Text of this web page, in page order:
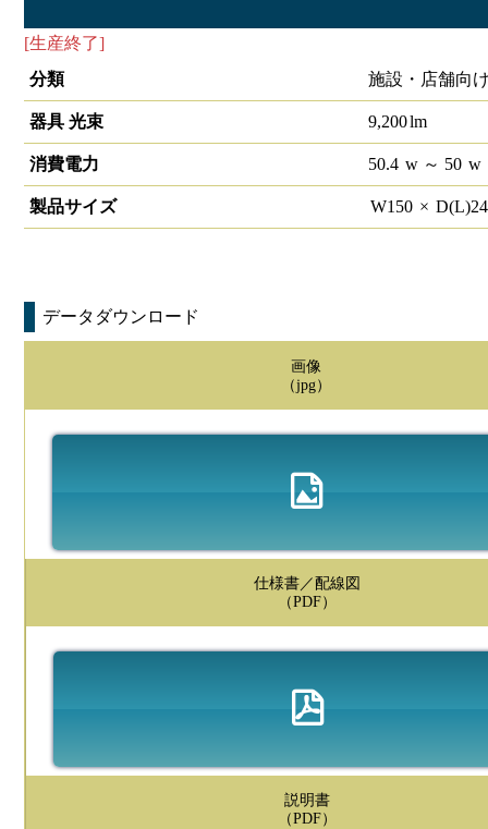
[生産終了]
分類
施設・店舗向
器具 光束 9,200lm
消費電力 50.4 w～ 50 w
製品サイズ W150 × D(L)
データダウンロード
画像
（jpg）
仕様書／配線図
（PDF）
説明書
（PDF）